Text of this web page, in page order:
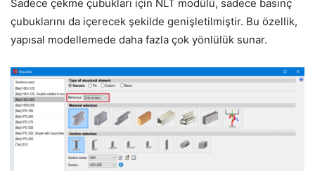
Sadece çekme çubukları için NLT modülü, sadece basınç
çubuklarını da içerecek şekilde genişletilmiştir. Bu özellik,
yapısal modellemede daha fazla çok yönlülük sunar.